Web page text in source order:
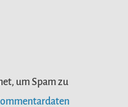
um Spam zu